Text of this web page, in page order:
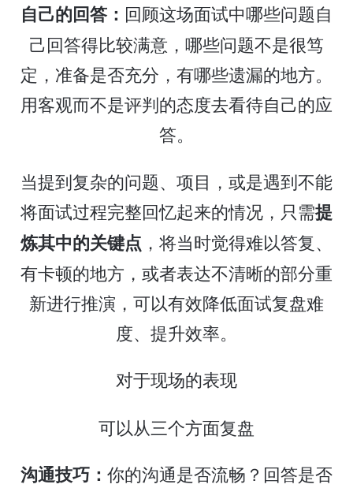
自己的回答： 回顾这场面试中哪些问题自
己回答得比较满意，哪些问题不是很笃
定，准备是否充分，有哪些遗漏的地方。
用客观而不是评判的态度去看待自己的应
答。
当提到复杂的问题、项目，或是遇到不能
将面试过程完整回忆起来的情况，只需提
炼其中的关键点 ，将当时觉得难以答复、
有卡顿的地方，或者表达不清晰的部分重
新进行推演，可以有效降低面试复盘难
度、提升效率。
对于现场的表现
可以从三个方面复盘
沟通技巧： 你的沟通是否流畅？回答是否